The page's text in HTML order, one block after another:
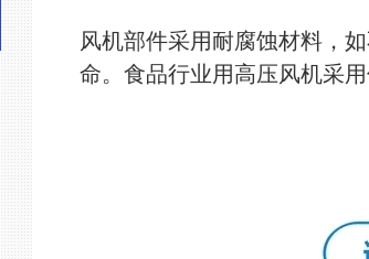
风机部件采用耐腐蚀材料，
命。食品行业用高压风机采